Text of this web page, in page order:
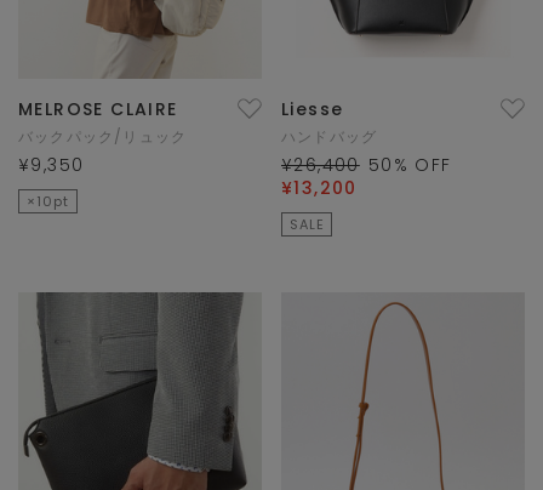
MELROSE CLAIRE
バックパック/リュック
¥9,350
×10pt
Liesse
ハンドバッグ
¥26,400 50 % OFF
¥13,200
SALE